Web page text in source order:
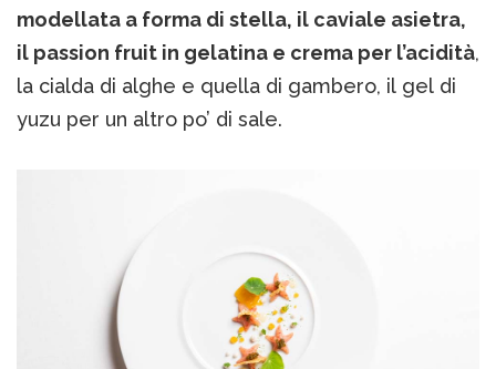
modellata a forma di stella, il caviale asietra,
il passion fruit in gelatina e crema per l’acidità,
la cialda di alghe e quella di gambero, il gel di
yuzu per un altro po’ di sale.